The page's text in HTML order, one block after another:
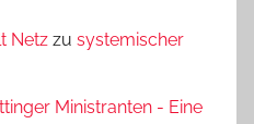
Netz zu systemischer
Ministranten - Eine